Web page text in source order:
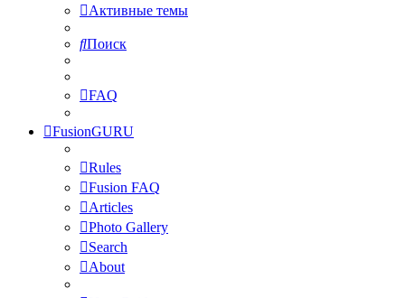
Активные темы
Поиск
FAQ
FusionGURU
Rules
Fusion FAQ
Articles
Photo Gallery
Search
About